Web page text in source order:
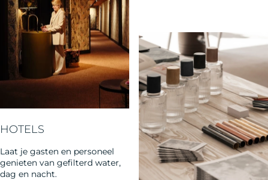
HOTELS
Laat je gasten en personeel
genieten van gefilterd water,
dag en nacht.